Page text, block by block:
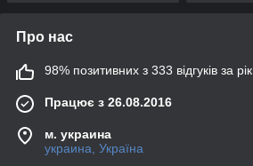
Про нас
98% позитивних з 333 відгуків за рік
Працює з 26.08.2016
м. украина
украина, Україна